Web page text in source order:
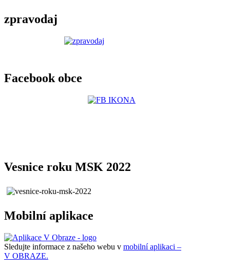
zpravodaj
Facebook obce
Vesnice roku MSK 2022
Mobilní aplikace
Sledujte informace z našeho webu v mobilní aplikaci –
V OBRAZE.